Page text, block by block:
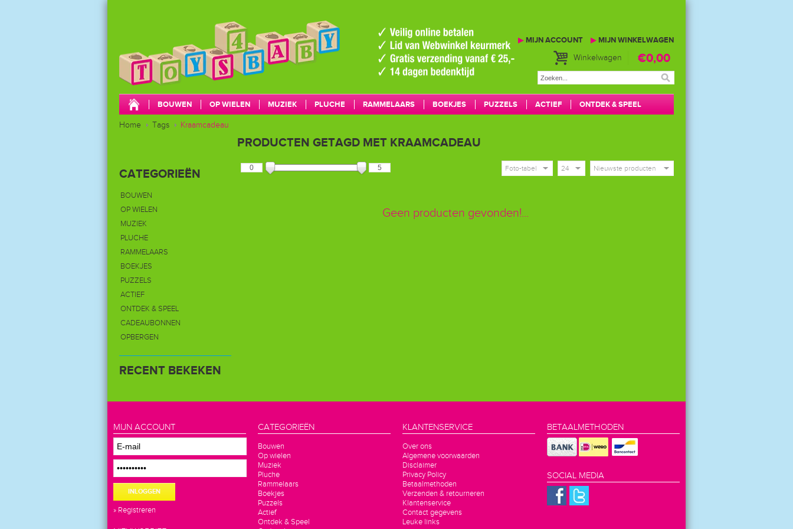
▶ MIJN ACCOUNT ▶ MIJN WINKELWAGEN
Winkelwagen
€0,00
BOUWEN OP WIELEN MUZIEK PLUCHE RAMMELAARS BOEKJES PUZZELS ACTIEF ONTDEK & SPEEL
CADEAUBONNEN OPBERGEN
Home Tags Kraamcadeau
PRODUCTEN GETAGD MET KRAAMCADEAU
Nieuwste producten
Foto-tabel 24
Geen producten gevonden!...
CATEGORIEËN
BOUWEN
OP WIELEN
MUZIEK
PLUCHE
RAMMELAARS
BOEKJES
PUZZELS
ACTIEF
ONTDEK & SPEEL
CADEAUBONNEN
OPBERGEN
RECENT BEKEKEN
MIJN ACCOUNT
INLOGGEN
» Registreren
CATEGORIEËN
Bouwen
Op wielen
Muziek
Pluche
Rammelaars
Boekjes
Puzzels
Actief
Ontdek & Speel
KLANTENSERVICE
Over ons
Algemene voorwaarden
Disclaimer
Privacy Policy
Betaalmethoden
Verzenden & retourneren
Klantenservice
Contact gegevens
Leuke links
BETAALMETHODEN
SOCIAL MEDIA